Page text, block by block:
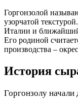
Горгонзолой
узорчатой
Италии и
Его родиной
производства –
История
Горгонзолу